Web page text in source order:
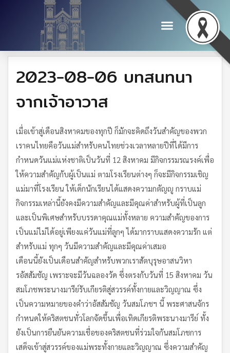
2023-08-06 บทสนทนา
จากเจ้าอาวาส
เมื่อเข้าสู่เดือนสิงหาคมของทุกปี ก็มักจะคิดถึงวันสำคัญของพวก
เราคนไทยคือวันแม่สำหรับคนไทยช่วงเวลาหลายปีที่ได้มีการ
กำหนดวันแม่แห่งชาติเป็นวันที่ 12 สิงหาคม มีกิจกรรมรณรงค์เพื่อ
ให้ความสำคัญกับผู้เป็นแม่ ตามโรงเรียนต่างๆ ก็จะมีกิจกรรมเชิญ
แม่มาที่โรงเรียน ให้เด็กนักเรียนได้แสดงความกตัญญู กราบแม่
กิจกรรมเหล่านี้ยังคงมีความสำคัญและมีคุณค่าสำหรับผู้ที่เป็นลูก
และเป็นพิเศษสำหรับบรรดาคุณแม่ทั้งหลาย ความสำคัญของการ
เป็นแม่ไม่ได้อยู่เพียงแค่วันแม่ที่ลูกๆ ได้มากราบแสดงความรัก แต่
สำหรับแม่ ทุกๆ วันมีความสำคัญและมีคุณค่าเสมอ
เดือนนี้ยังเป็นเดือนสำคัญสำหรับพวกเราสัตบุรุษอาสนวิหา
รอัสสัมชัญ เพราะจะมีวันฉลองวัด ซึ่งตรงกับวันที่ 15 สิงหาคม วัน
สมโภชพระนางมารีย์รับเกียรติสู่สวรรค์ทั้งกายและวิญญาณ ซึ่ง
เป็นความหมายของคำว่าอัสสัมชัญ วันสมโภชฯ นี้ พระศาสนจักร
กำหนดให้คริสตชนทั่วโลกจัดขึ้นเพื่อเทิดเกียรติพระนางมารีย์ ทั้ง
ยังเป็นการยืนยันความเชื่อของคริสตชนที่ร่วมใจกันสมโภชการ
เสด็จเข้าสู่สวรรค์ของแม่พระทั้งกายและวิญญาณ ซึ่งความสำคัญ